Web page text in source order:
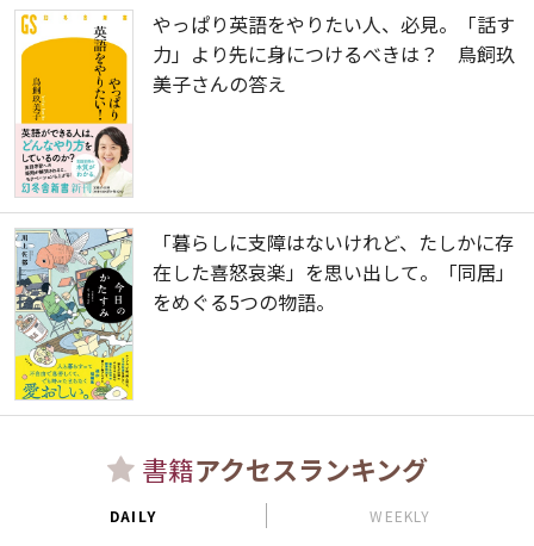
やっぱり英語をやりたい人、必見。「話す
力」より先に身につけるべきは？ 鳥飼玖
美子さんの答え
「暮らしに支障はないけれど、たしかに存
在した喜怒哀楽」を思い出して。「同居」
をめぐる5つの物語。
書籍アクセスランキング
DAILY WEEKLY